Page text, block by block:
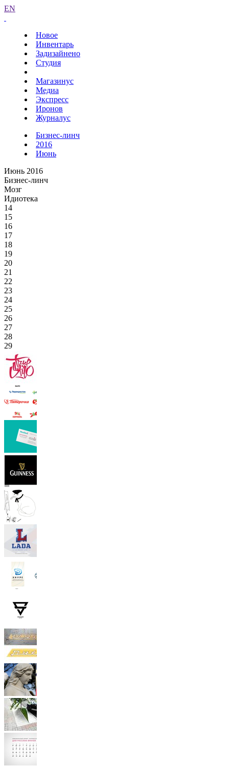
EN
Новое
Инвентарь
Задизайнено
Студия
Магазинус
Медиа
Экспресс
Иронов
Журналус
Бизнес-линч
2016
Июнь
Июнь 2016
Бизнес-линч
Мозг
Идиотека
14
15
16
17
18
19
20
21
22
23
24
25
26
27
28
29